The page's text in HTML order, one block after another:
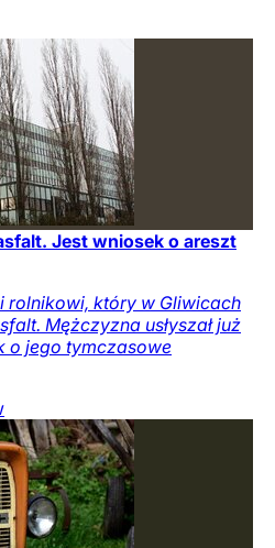
Jest wniosek o areszt
rolnikowi, który w Gliwicach
Mężczyzna usłyszał już
o jego tymczasowe